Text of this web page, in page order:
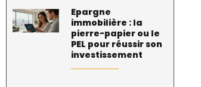
Epargne
immobilière : la
pierre-papier ou le
PEL pour réussir son
investissement